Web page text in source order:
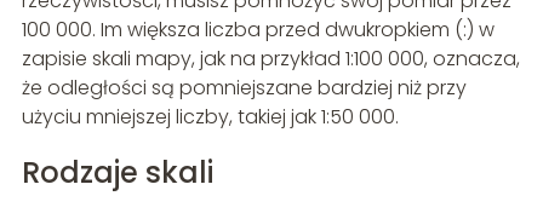
100 000. Im większa liczba przed dwukropkiem (:) w
zapisie skali mapy, jak na przykład 1:100 000, oznacza,
że odległości są pomniejszane bardziej niż przy
użyciu mniejszej liczby, takiej jak 1:50 000.
Rodzaje skali